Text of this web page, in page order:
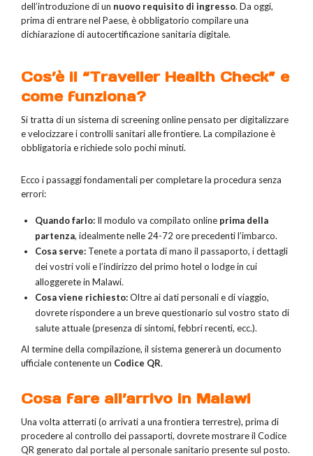
dell’introduzione di un nuovo requisito di ingresso. Da oggi,
prima di entrare nel Paese, è obbligatorio compilare una
dichiarazione di autocertificazione sanitaria digitale.
Cos’è il “Traveller Health Check” e
come funziona?
Si tratta di un sistema di screening online pensato per digitalizzare
e velocizzare i controlli sanitari alle frontiere. La compilazione è
obbligatoria e richiede solo pochi minuti.
Ecco i passaggi fondamentali per completare la procedura senza
errori:
Quando farlo: Il modulo va compilato online prima della
partenza, idealmente nelle 24-72 ore precedenti l’imbarco.
Cosa serve: Tenete a portata di mano il passaporto, i dettagli
dei vostri voli e l’indirizzo del primo hotel o lodge in cui
alloggerete in Malawi.
Cosa viene richiesto:Oltre ai dati personali e di viaggio,
dovrete rispondere a un breve questionario sul vostro stato di
salute attuale (presenza di sintomi, febbri recenti, ecc.).
Al termine della compilazione, il sistema genererà un documento
ufficiale contenente un Codice QR.
Cosa fare all’arrivo in Malawi
Una volta atterrati (o arrivati a una frontiera terrestre), prima di
procedere al controllo dei passaporti, dovrete mostrare il Codice
QR generato dal portale al personale sanitario presente sul posto.